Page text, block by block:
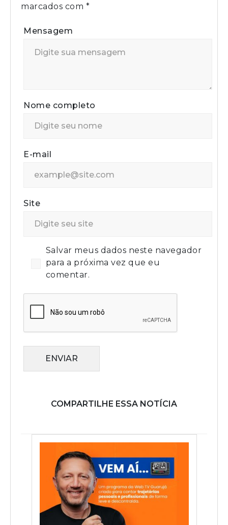
marcados com *
Mensagem
Nome completo
E-mail
Site
Salvar meus dados neste navegador
para a próxima vez que eu
comentar.
ENVIAR
COMPARTILHE ESSA NOTÍCIA